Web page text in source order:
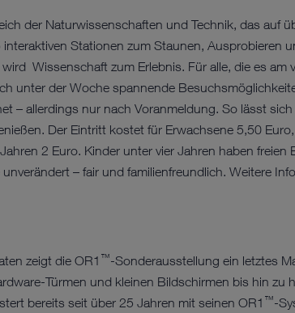
der Naturwissenschaften und Technik, das auf
Stationen zum Staunen, Ausprobieren
Wissenschaft zum Erlebnis. Für alle, die es am
unter der Woche spannende
– allerdings nur nach Voranmeldung. So lässt sich
Der Eintritt kostet für Erwachsene 5,50
2 Euro. Kinder unter vier Jahren haben freien
– fair und familienfreundlich. Weitere
zeigt die OR1 ™-Sonderausstellung ein letztes
Türmen und kleinen Bildschirmen bis hin zu
bereits seit über 25 Jahren mit seinen OR1 ™-